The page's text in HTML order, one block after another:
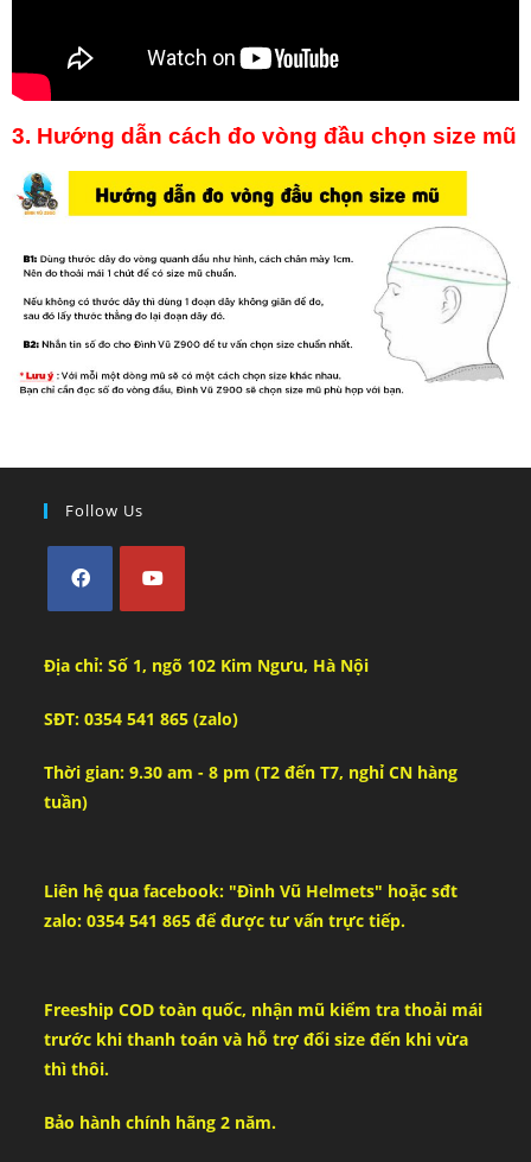
3. Hướng dẫn cách đo vòng đầu chọn size mũ
Follow Us
Địa chỉ: Số 1, ngõ 102 Kim Ngưu, Hà Nội
SĐT: 0354 541 865 (zalo)
Thời gian: 9.30 am - 8 pm (T2 đến T7, nghỉ CN hàng
tuần)
Liên hệ qua facebook: "Đình Vũ Helmets" hoặc sđt
zalo: 0354 541 865 để được tư vấn trực tiếp.
Freeship COD toàn quốc, nhận mũ kiểm tra thoải mái
trước khi thanh toán và hỗ trợ đổi size đến khi vừa
thì thôi.
Bảo hành chính hãng 2 năm.